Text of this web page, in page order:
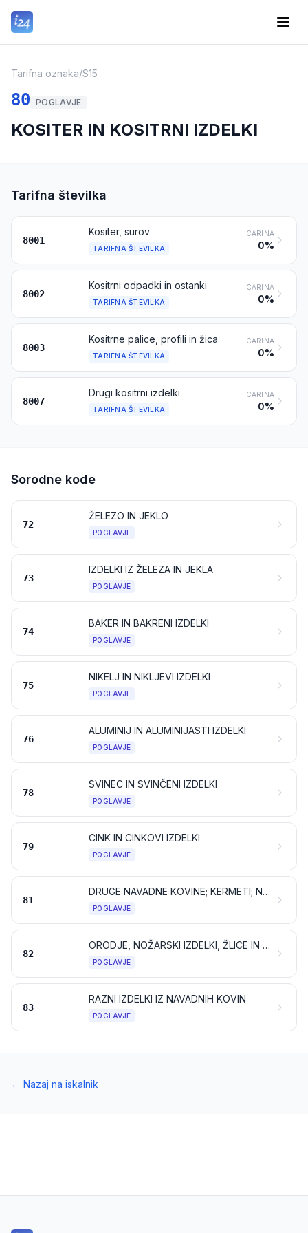
Tarifna oznaka/S15
80 POGLAVJE
KOSITER IN KOSITRNI IZDELKI
Tarifna številka
8001
Kositer, surov
TARIFNA ŠTEVILKA
CARINA
0%
8002
Kositrni odpadki in ostanki
TARIFNA ŠTEVILKA
CARINA
0%
8003
Kositrne palice, profili in žica
TARIFNA ŠTEVILKA
CARINA
0%
8007
Drugi kositrni izdelki
TARIFNA ŠTEVILKA
CARINA
0%
Sorodne kode
72
ŽELEZO IN JEKLO
POGLAVJE
73
IZDELKI IZ ŽELEZA IN JEKLA
POGLAVJE
74
BAKER IN BAKRENI IZDELKI
POGLAVJE
75
NIKELJ IN NIKLJEVI IZDELKI
POGLAVJE
76
ALUMINIJ IN ALUMINIJASTI IZDELKI
POGLAVJE
78
SVINEC IN SVINČENI IZDELKI
POGLAVJE
79
CINK IN CINKOVI IZDELKI
POGLAVJE
81
DRUGE NAVADNE KOVINE; KERMETI; NJIHOVI IZDELKI
POGLAVJE
82
ORODJE, NOŽARSKI IZDELKI, ŽLICE IN VILICE IZ NAVADNIH KOVIN; NJIHOVI DELI IZ NAVADNIH KOVIN
POGLAVJE
83
RAZNI IZDELKI IZ NAVADNIH KOVIN
POGLAVJE
← Nazaj na iskalnik